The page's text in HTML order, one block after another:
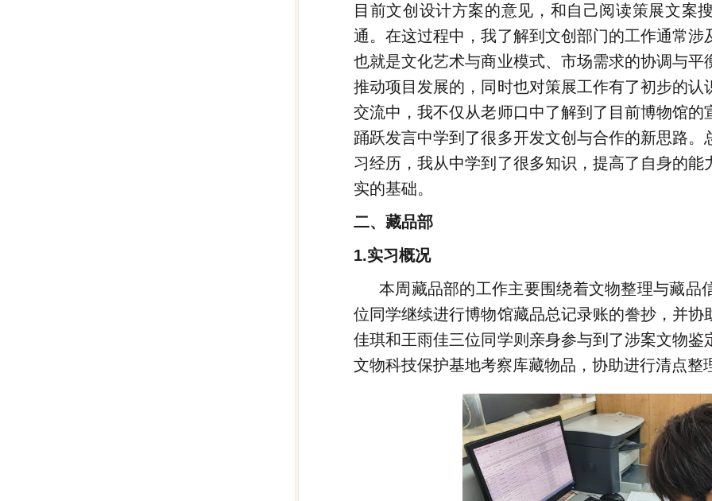
目前文创设计方案的意见，和自己阅读策展文案
通。在这过程中，我了解到文创部门的工作通常
也就是文化艺术与商业模式、市场需求的协调与
推动项目发展的，同时也对策展工作有了初步的
交流中，我不仅从老师口中了解到了目前博物馆
踊跃发言中学到了很多开发文创与合作的新思路
习经历，我从中学到了很多知识，提高了自身的
实的基础。
二、藏品部
1.实习概况
本周藏品部的工作主要围绕着文物整理与藏品
位同学继续进行博物馆藏品总记录账的誊抄，并
佳琪和王雨佳三位同学则亲身参与到了涉案文物
文物科技保护基地考察库藏物品，协助进行清点整